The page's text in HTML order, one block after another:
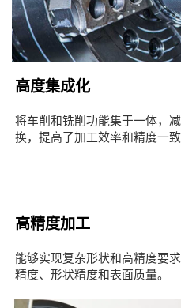
高度集成化
将车削和铣削功能集于一体，
换，提高了加工效率和精度一致
高精度加工
能够实现复杂形状和高精度要
精度、形状精度和表面质量。